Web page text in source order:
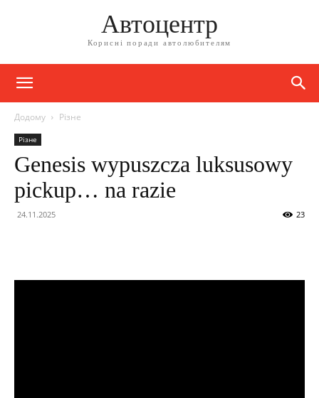
Автоцентр
Корисні поради автолюбителям
Додому Різне
Різне
Genesis wypuszcza luksusowy
pickup… na razie
24.11.2025 23